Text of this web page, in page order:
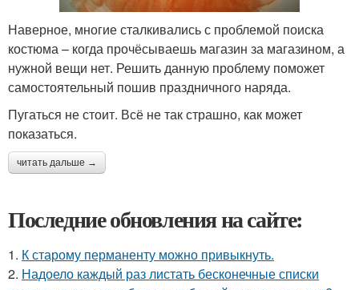
Наверное, многие сталкивались с проблемой поиска
костюма – когда прочёсываешь магазин за магазином, а
нужной вещи нет. Решить данную проблему поможет
самостоятельный пошив праздничного наряда.
Пугаться не стоит. Всё не так страшно, как может
показаться.
читать дальше →
Последние обновления на сайте:
1. К старому перманенту можно привыкнуть.
2. Надоело каждый раз листать бесконечные списки